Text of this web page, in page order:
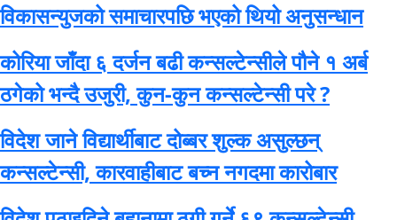
विकासन्युजको समाचारपछि भएको थियो अनुसन्धान
कोरिया जाँदा ६ दर्जन बढी कन्सल्टेन्सीले पौने १ अर्ब
ठगेको भन्दै उजुरी, कुन-कुन कन्सल्टेन्सी परे ?
विदेश जाने विद्यार्थीबाट दोब्बर शुल्क असुल्छन्
कन्सल्टेन्सी, कारवाहीबाट बच्न नगदमा कारोबार